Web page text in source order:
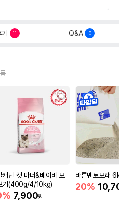
11 Q&A 0
캐닌 캣 마더&베이비 모
기(400g/4/10kg)
7,900원
바른벤토모래
20%